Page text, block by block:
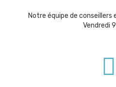
Notre équipe de conseillers
Vendredi